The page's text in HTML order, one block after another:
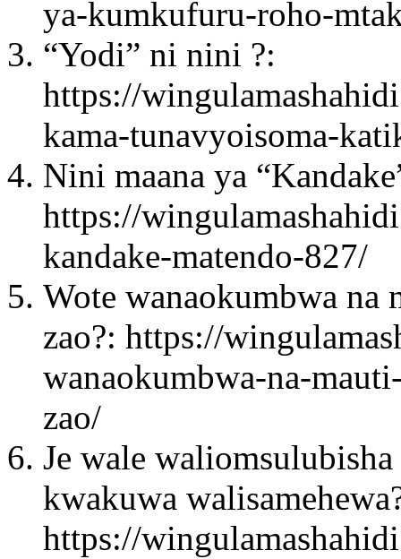
ya-kumkufuru-roho-
“Yodi” ni nini ?:
https://
kama-tunavyoisoma-
Nini maana ya
https://
kandake-matendo-827/
Wote wanaokumbwa na
zao?: https://
wanaokumbwa-na-
zao/
Je wale
kwakuwa
https://